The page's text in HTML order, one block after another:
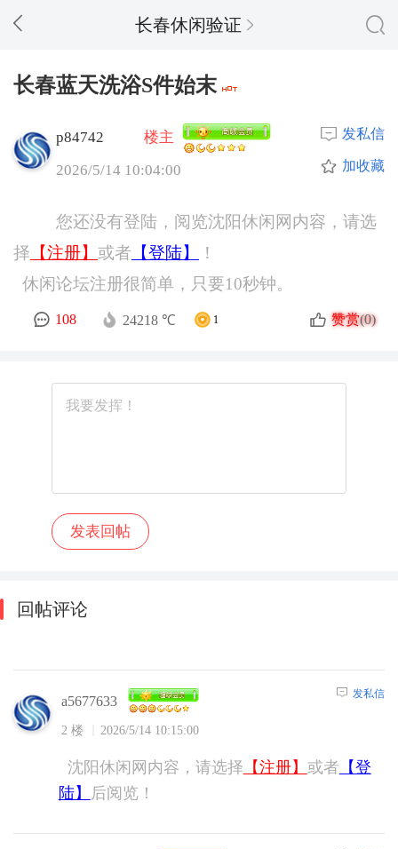
长春休闲验证
长春蓝天洗浴S件始末
p84742
楼主
2026/5/14 10:04:00
发私信
加收藏
您还没有登陆，阅览沈阳休闲网内容，请选
择 【注册】 或者 【登陆】
！
休闲论坛注册很简单，只要10秒钟。
108 24218 ℃ 1 赞赏(0)
回帖评论
a5677633
2 楼 2026/5/14 10:15:00
发私信
沈阳休闲网内容，请选择 【注册】 或者 【登
陆】
后阅览！